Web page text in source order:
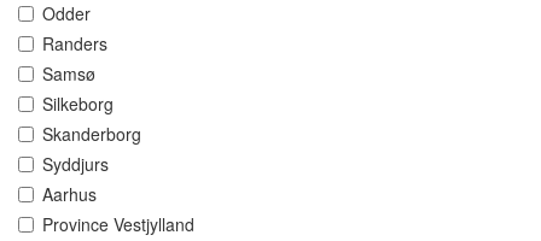
Odder
Randers
Samsø
Silkeborg
Skanderborg
Syddjurs
Aarhus
Province Vestjylland